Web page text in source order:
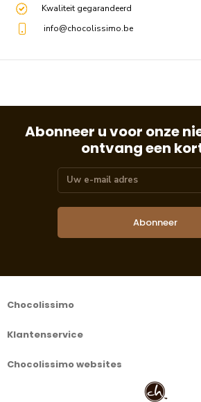
Kwaliteit gegarandeerd
info@chocolissimo.be
Abonneer u voor onze
ontvang een
Abonneer
Chocolissimo
Klantenservice
Chocolissimo websites